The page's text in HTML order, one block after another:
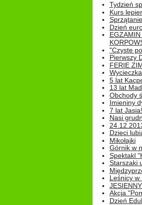
Tydzień
Kurs
Dzień
"Czyste
Pierwszy
FERIE
5 lat
13 lat
Obchody
Imieniny
7 lat Jasia!
Nasi
Dzieci
Mikołajki
Górnik w
Spektakl
Starszaki
Leśnicy w
Akcja
Dzień